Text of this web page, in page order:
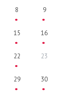
8 9
15 16
22 23
29 30